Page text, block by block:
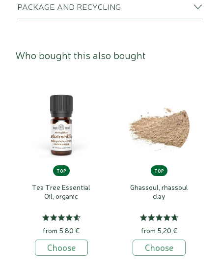
PACKAGE AND RECYCLING
Who bought this also bought
TOP
Tea Tree Essential
Oil, organic
from 5,80 €
Choose
TOP
Ghassoul, rhassoul
clay
from 5,20 €
Choose